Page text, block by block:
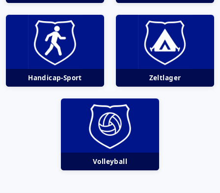
Handicap-Sport Zeltlager
Volleyball